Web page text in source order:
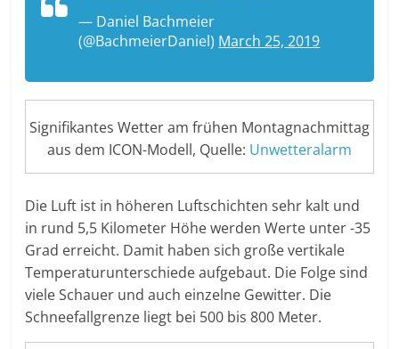
— Daniel Bachmeier
(@BachmeierDaniel) March 25, 2019
Signifikantes Wetter am frühen Montagnachmittag
aus dem ICON-Modell, Quelle: Unwetteralarm
Die Luft ist in höheren Luftschichten sehr kalt und
in rund 5,5 Kilometer Höhe werden Werte unter -35
Grad erreicht. Damit haben sich große vertikale
Temperaturunterschiede aufgebaut. Die Folge sind
viele Schauer und auch einzelne Gewitter. Die
Schneefallgrenze liegt bei 500 bis 800 Meter.